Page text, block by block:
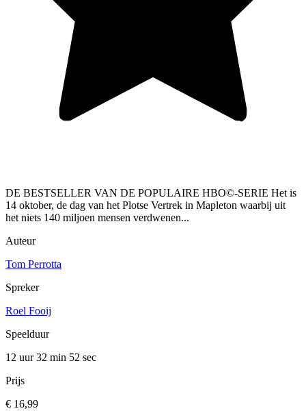
DE BESTSELLER VAN DE POPULAIRE HBO©-SERIE Het is
14 oktober, de dag van het Plotse Vertrek in Mapleton waarbij uit
het niets 140 miljoen mensen verdwenen...
Auteur
Tom Perrotta
Spreker
Roel Fooij
Speelduur
12 uur 32 min 52 sec
Prijs
€ 16,99